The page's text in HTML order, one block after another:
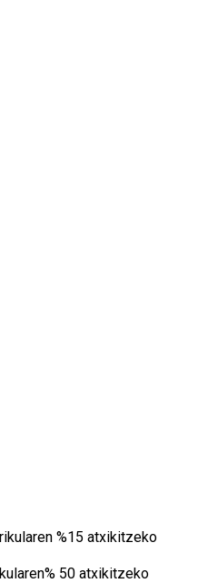
%15 atxikitzeko
50 atxikitzeko